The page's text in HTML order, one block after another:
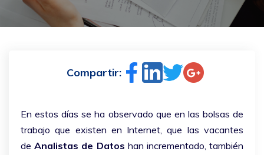
Compartir:
En estos días se ha observado que en las bolsas de
trabajo que existen en Internet, que las vacantes
deAnalistas de Datos han incrementado, también